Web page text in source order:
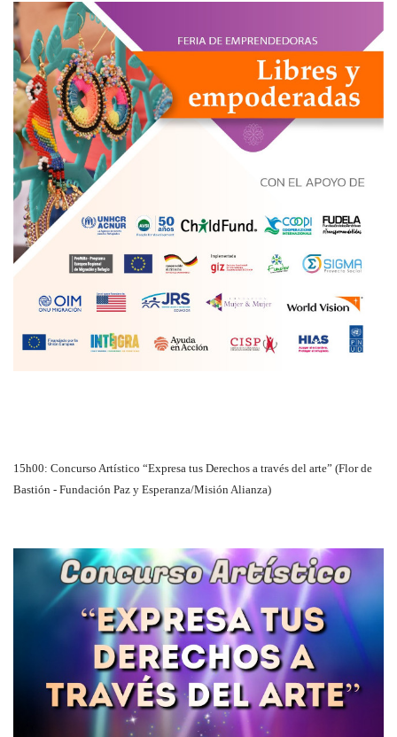
15h00: Concurso Artístico “Expresa tus Derechos a través del arte” (Flor de
Bastión - Fundación Paz y Esperanza/Misión Alianza)